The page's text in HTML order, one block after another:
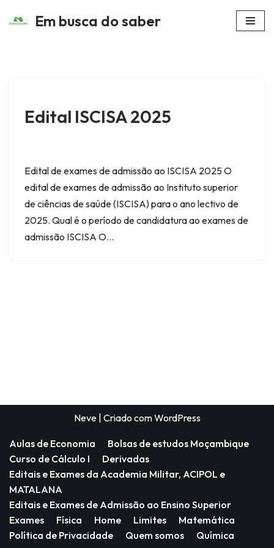
Em busca do saber
Edital ISCISA 2025
Edital de exames de admissão ao ISCISA 2025 O
edital de exames de admissão ao Instituto superior
de ciências de saúde (ISCISA) para o ano lectivo de
2025. Qual é o período de candidatura ao exames de
admissão ISCISA O…
Neve| Criado comWordPress
Aulas de Economia
Bolsas de estudos Moçambique
Curso de Cálculo I
Derivadas
Editais e Exames da Academia Militar, ACIPOL e
MATALANA
Editais e Exames de Admissão ao Ensino Superior
Exames
Física Home Limites
Matemática
Política de Privacidade
Quem somos Química